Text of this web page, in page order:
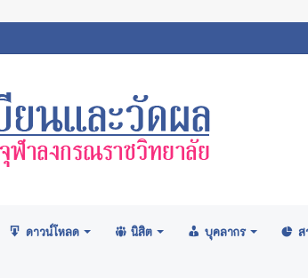
เทศสถิตินิสิตมหาวิทยาลัยมหาจุฬาลงกรณราชวิทยาลัย
ดาวน์โหลด นิสิต บุคลากร ส